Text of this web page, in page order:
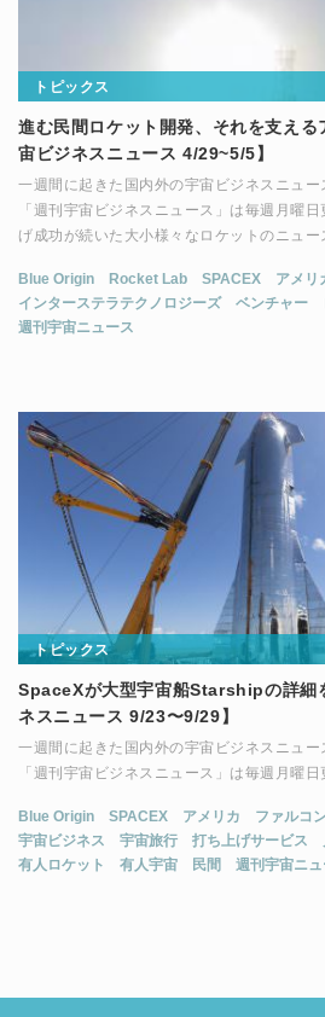
トピックス
進む民間ロケット開発、それを支える
宙ビジネスニュース 4/29~5/5】
一週間に起きた国内外の宇宙ビジネスニュ
「週刊宇宙ビジネスニュース」は毎週月曜
げ成功が続いた大小様々なロケットのニュー
Blue Origin Rocket Lab SPACEX
アメリ
インターステラテクノロジーズ
ベンチャー
週刊宇宙ニュース
トピックス
SpaceXが大型宇宙船Starshipの詳細
ネスニュース 9/23〜9/29】
一週間に起きた国内外の宇宙ビジネスニュ
「週刊宇宙ビジネスニュース」は毎週月曜日
Blue Origin SPACEX アメリカ ファルコ
宇宙ビジネス
宇宙旅行 打ち上げサービス
有人ロケット
有人宇宙 民間 週刊宇宙ニュ